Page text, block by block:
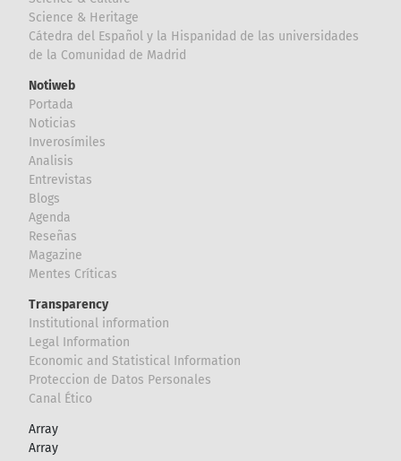
Science & Heritage
Cátedra del Español y la Hispanidad de las universidades
de la Comunidad de Madrid
Notiweb
Portada
Noticias
Inverosímiles
Analisis
Entrevistas
Blogs
Agenda
Reseñas
Magazine
Mentes Críticas
Transparency
Institutional information
Legal Information
Economic and Statistical Information
Proteccion de Datos Personales
Canal Ético
Array
Array